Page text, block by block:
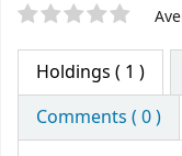
Star ratings
Holdings ( 1 )
Comments ( 0 )